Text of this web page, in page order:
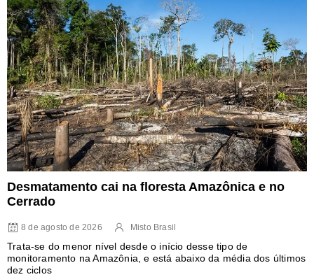
Desmatamento cai na floresta Amazônica e no
Cerrado
8 de agosto de 2026 Misto Brasil
Trata-se do menor nível desde o início desse tipo de
monitoramento na Amazônia, e está abaixo da média dos últimos
dez ciclos